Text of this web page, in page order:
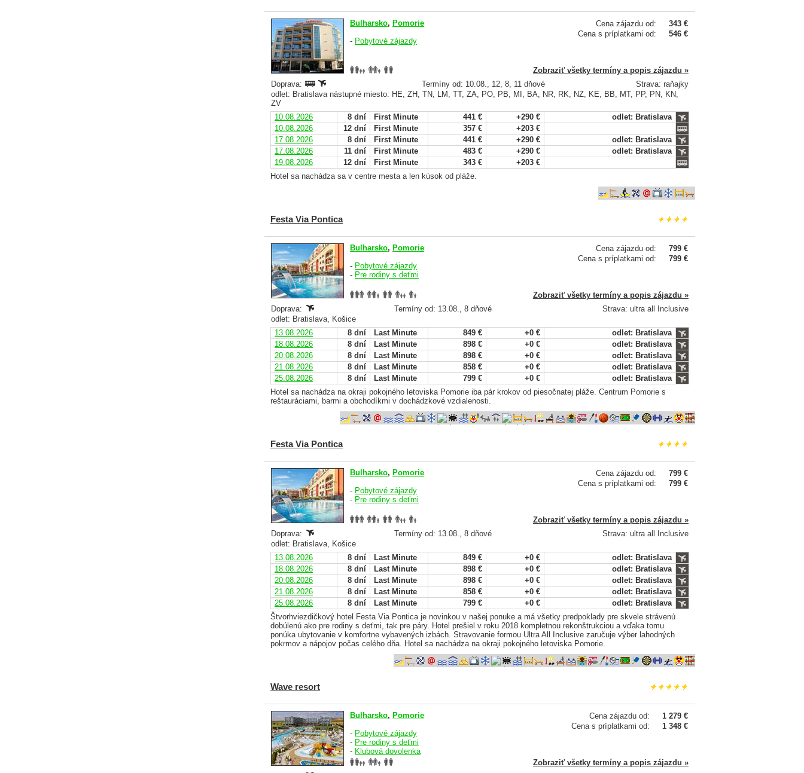
Cena zájazdu od:
343 €
Cena s príplatkami od:
546 €
Bulharsko, Pomorie
- Pobytové zájazdy
Zobraziť všetky termíny a popis zájazdu »
Doprava:
Termíny od: 10.08., 12, 8, 11 dňové
Strava: raňajky
odlet: Bratislava nástupné miesto: HE, ZH, TN, LM, TT, ZA, PO, PB, MI, BA, NR, RK, NZ, KE, BB, MT, PP, PN, KN,
ZV
10.08.2026
8 dní First Minute 441 € +290 €
odlet: Bratislava
10.08.2026
12 dní First Minute 357 €
+203 €
17.08.2026
8 dní First Minute 441 € +290 €
odlet: Bratislava
17.08.2026
11 dní First Minute 483 € +290 €
odlet: Bratislava
19.08.2026
12 dní First Minute 343 €
+203 €
Hotel sa nachádza sa v centre mesta a len kúsok od pláže.
Festa Via Pontica
Cena zájazdu od:
799 €
Cena s príplatkami od:
799 €
Bulharsko, Pomorie
- Pobytové zájazdy
- Pre rodiny s deťmi
Zobraziť všetky termíny a popis zájazdu »
Doprava:
Termíny od: 13.08., 8 dňové
Strava: ultra all Inclusive
odlet: Bratislava, Košice
13.08.2026
8 dní Last Minute 849 € +0 €
odlet: Bratislava
18.08.2026
8 dní Last Minute 898 € +0 €
odlet: Bratislava
20.08.2026
8 dní Last Minute 898 € +0 €
odlet: Bratislava
21.08.2026
8 dní Last Minute 858 € +0 €
odlet: Bratislava
25.08.2026
8 dní Last Minute 799 € +0 €
odlet: Bratislava
Hotel sa nachádza na okraji pokojného letoviska Pomorie iba pár krokov od piesočnatej pláže. Centrum Pomorie s
reštauráciami, barmi a obchodíkmi v dochádzkové vzdialenosti.
Festa Via Pontica
Cena zájazdu od:
799 €
Cena s príplatkami od:
799 €
Bulharsko, Pomorie
- Pobytové zájazdy
- Pre rodiny s deťmi
Zobraziť všetky termíny a popis zájazdu »
Doprava:
Termíny od: 13.08., 8 dňové
Strava: ultra all Inclusive
odlet: Bratislava, Košice
13.08.2026
8 dní Last Minute 849 € +0 €
odlet: Bratislava
18.08.2026
8 dní Last Minute 898 € +0 €
odlet: Bratislava
20.08.2026
8 dní Last Minute 898 € +0 €
odlet: Bratislava
21.08.2026
8 dní Last Minute 858 € +0 €
odlet: Bratislava
25.08.2026
8 dní Last Minute 799 € +0 €
odlet: Bratislava
Štvorhviezdičkový hotel Festa Via Pontica je novinkou v našej ponuke a má všetky predpoklady pre skvele strávenú
dobúlenú ako pre rodiny s deťmi, tak pre páry. Hotel prešiel v roku 2018 kompletnou rekonštrukciou a vďaka tomu
ponúka ubytovanie v komfortne vybavených izbách. Stravovanie formou Ultra All Inclusive zaručuje výber lahodných
pokrmov a nápojov počas celého dňa. Hotel sa nachádza na okraji pokojného letoviska Pomorie.
Wave resort
Cena zájazdu od:
1 279 €
Cena s príplatkami od:
1 348 €
Bulharsko, Pomorie
- Pobytové zájazdy
- Pre rodiny s deťmi
- Klubová dovolenka
Zobraziť všetky termíny a popis zájazdu »